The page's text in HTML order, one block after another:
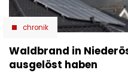
chronik
Waldbrand in
ausgelöst haben